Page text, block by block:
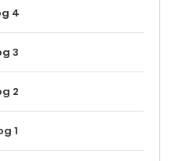
4
3
2
1